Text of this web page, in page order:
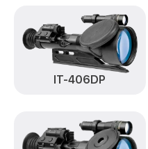
IT-406DP